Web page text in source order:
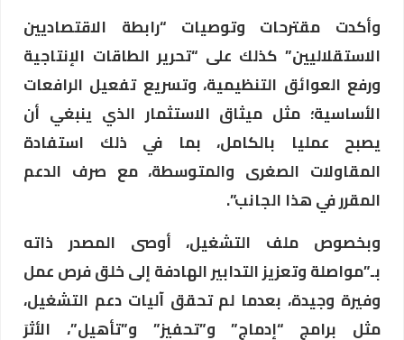
وأكدت مقترحات وتوصيات “رابطة الاقتصاديين
الاستقلاليين” كذلك على “تحرير الطاقات الإنتاجية
ورفع العوائق التنظيمية، وتسريع تفعيل الرافعات
الأساسية؛ مثل ميثاق الاستثمار الذي ينبغي أن
يصبح عمليا بالكامل، بما في ذلك استفادة
المقاولات الصغرى والمتوسطة، مع صرف الدعم
المقرر في هذا الجانب”.
وبخصوص ملف التشغيل، أوصى المصدر ذاته
بـ”مواصلة وتعزيز التدابير الهادفة إلى خلق فرص عمل
وفيرة وجيدة، بعدما لم تحقق آليات دعم التشغيل،
مثل برامج “إدماج” و”تحفيز” و”تأهيل”، الأثرَ